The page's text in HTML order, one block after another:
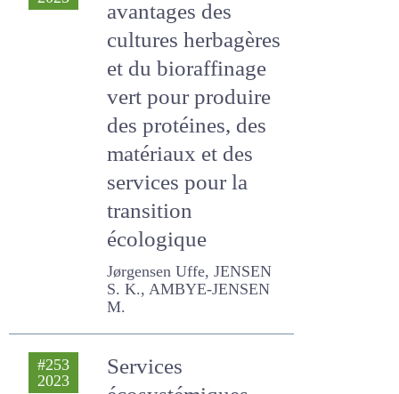
#253
Coupler les
avantages des
cultures
herbagères et du
bioraffinage vert
pour produire des
protéines, des
matériaux et des
services pour la
transition
écologique
Jørgensen Uffe, JENSEN S.